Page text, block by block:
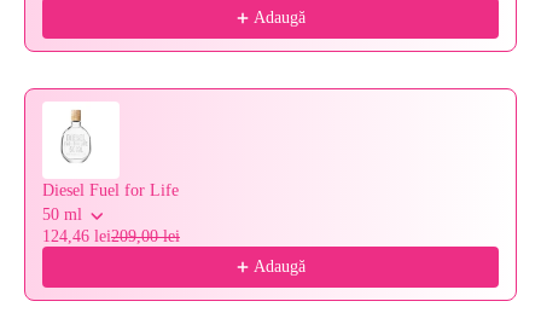
Adaugă
Diesel Fuel for Life
50 ml
124,46 lei209,00 lei
Adaugă